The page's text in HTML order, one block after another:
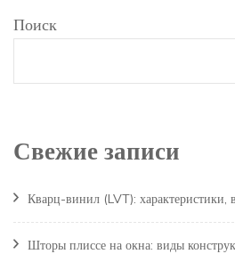
Поиск
Свежие записи
Кварц-винил (LVT): характеристики,
Шторы плиссе на окна: виды